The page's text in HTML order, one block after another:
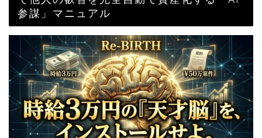
参謀」マニュアル